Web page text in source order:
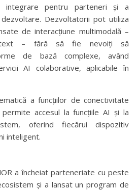
integrare pentru parteneri și a
Dezvoltatorii pot utiliza
de interacțiune multimodală –
– fără să fie nevoiți să
de bază complexe, având
AI colaborative, aplicabile în
a funcțiilor de conectivitate
accesul la funcțiile AI și la
oferind fiecărui dispozitiv
inteligent.
a încheiat parteneriate cu peste
și a lansat un program de